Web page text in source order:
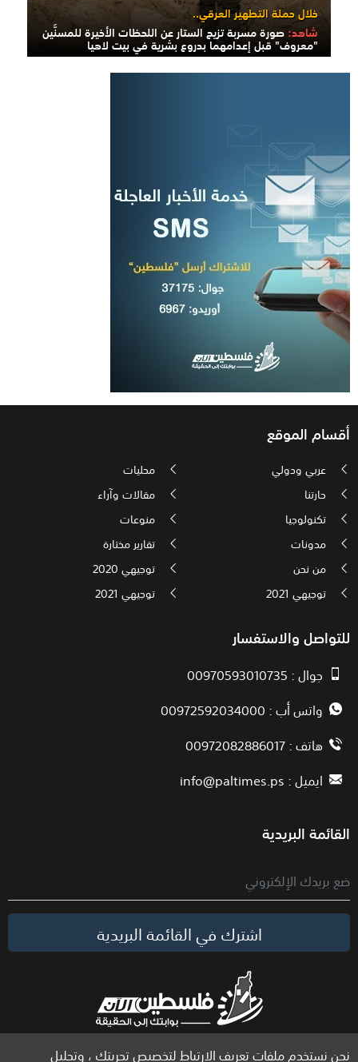
خلال حملة التطهير العرقي..
شاهد:صورة مسربة تزيح الستار عن اللحظات الأخيرة للمسنَّين
"معروف" قبل إعدامهما بدروع بشرية في بيت لاهيا
نحن نستخدم ملفات تعريف الارتباط لتخصيص تجربتك ، وتحليل
أقسام الموقع
عربي ودولي
محليات
حارتنا
مقالات وآراء
تكنولوجيا
منوعات
مدونات
تقارير مختارة
من نحن
توجيهي 2020
توجيهي 2021
توجيهي 2021
للتواصل والاستفسار
جوال : 00970593010735
واتس أب : 00972592034000
هاتف : 00972082886017
ايميل :info@paltimes.ps
القائمة البريدية
اشترك في القائمة البريدية